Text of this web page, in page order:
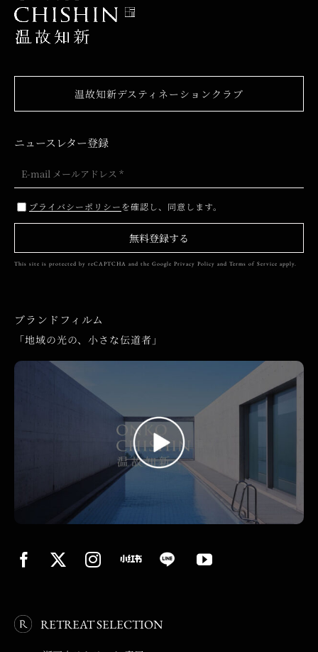
温故知新デスティネーションクラブ
ニュースレター登録
プライバシーポリシーを確認し、同意します。
無料登録する
This site is protected by reCAPTCHA and the Google Privacy Policy and Terms of Service apply.
ブランドフィルム
「地域の光の、小さな伝道者」
RETREAT SELECTION